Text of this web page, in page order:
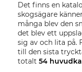
Det finns en
skogsägare
många blev den
det blev ett
sig av och lita på.
till den sista
totalt 54